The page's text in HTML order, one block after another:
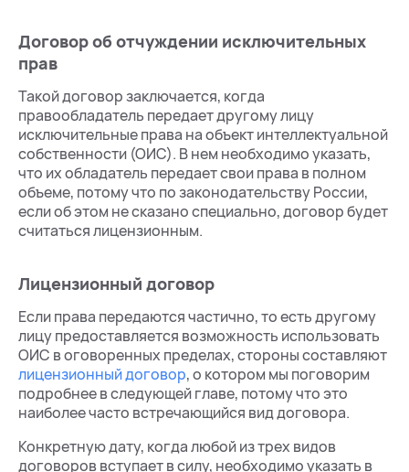
Договор об отчуждении исключительных
прав
Такой договор заключается, когда
правообладатель передает другому лицу
исключительные права на объект интеллектуальной
собственности (ОИС). В нем необходимо указать,
что их обладатель передает свои права в полном
объеме, потому что по законодательству России,
если об этом не сказано специально, договор будет
считаться лицензионным.
Лицензионный договор
Если права передаются частично, то есть другому
лицу предоставляется возможность использовать
ОИС в оговоренных пределах, стороны составляют
лицензионный договор, о котором мы поговорим
подробнее в следующей главе, потому что это
наиболее часто встречающийся вид договора.
Конкретную дату, когда любой из трех видов
договоров вступает в силу, необходимо указать в